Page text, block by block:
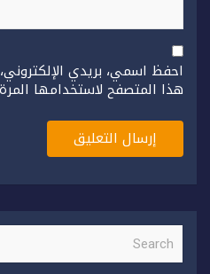
احفظ اسمي، بريدي
هذا المتصفح لاستخدامها
S